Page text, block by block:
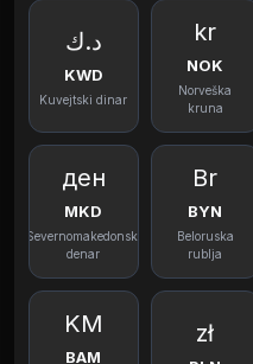
د.ك
KWD
Kuvejtski dinar
kr
NOK
Norveška
kruna
ден
MKD
Severnomakedonski
denar
Br
BYN
Beloruska
rublja
KM
BAM
zł